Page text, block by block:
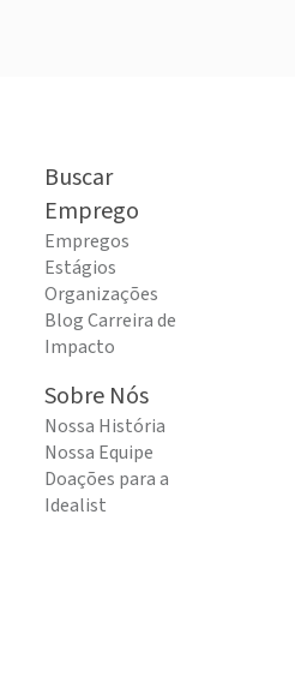
Buscar
Emprego
Empregos
Estágios
Organizações
Blog Carreira de
Impacto
Sobre Nós
Nossa História
Nossa Equipe
Doações para a
Idealist